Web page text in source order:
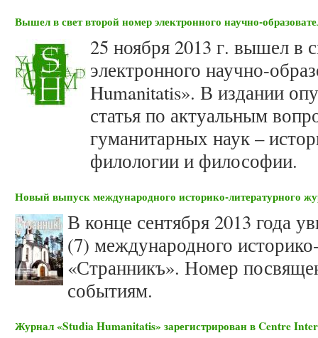
Вышел в свет второй номер электронного научно-
25 ноября 2013 г. вышел в
электронного научно-
Humanitatis». В издании
статья по актуальным
гуманитарных наук –
филологии и философии.
Новый выпуск международного историко-литературного
В конце сентября 2013 года
(7) международного
«Странникъ». Номер
событиям.
Журнал «Studia Humanitatis» зарегистрирован в Centre